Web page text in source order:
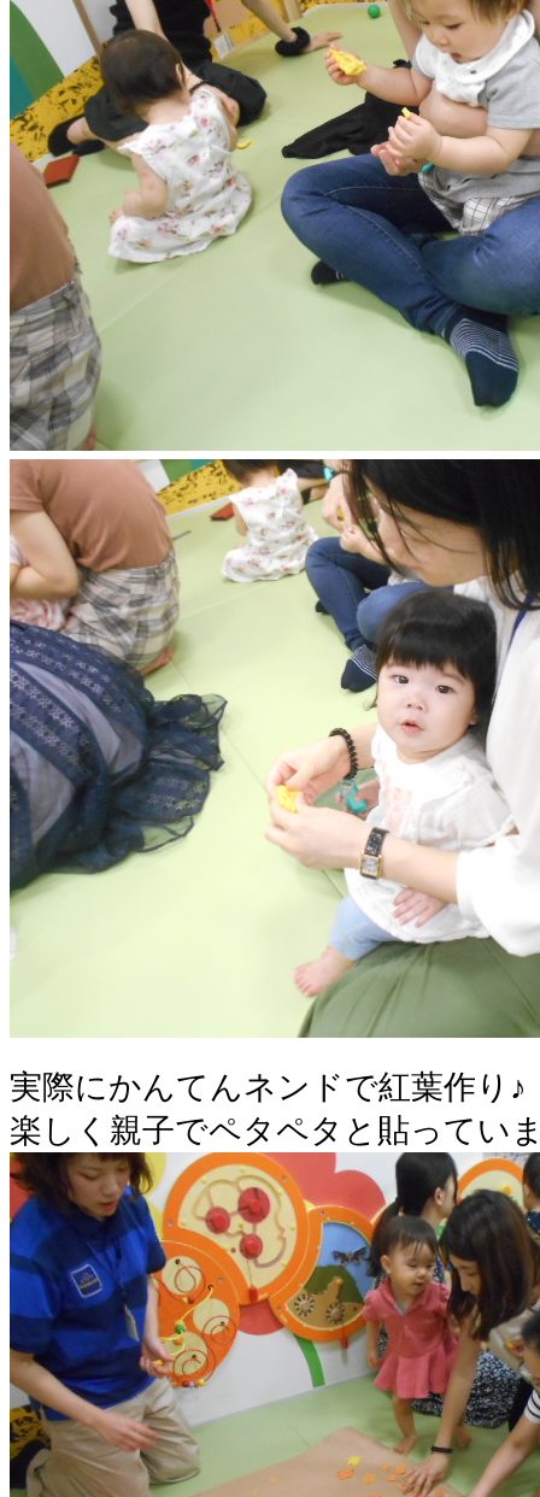
実際にかんてんネンドで紅葉作り♪
楽しく親子でペタペタと貼ってい